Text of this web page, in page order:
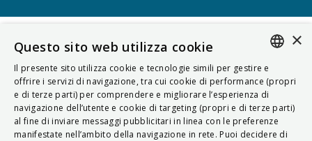
ITALIAN
ENGLISH
FRENCH
×
Questo sito web utilizza cookie
Il presente sito utilizza cookie e tecnologie simili per gestire e
offrire i servizi di navigazione, tra cui cookie di performance (propri
e di terze parti) per comprendere e migliorare l’esperienza di
navigazione dell’utente e cookie di targeting (propri e di terze parti)
al fine di inviare messaggi pubblicitari in linea con le preferenze
manifestate nell’ambito della navigazione in rete. Puoi decidere di